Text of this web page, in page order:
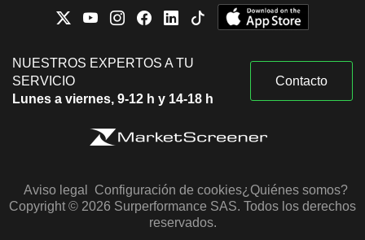
NUESTROS EXPERTOS A TU
SERVICIO
Lunes a viernes, 9-12 h y 14-18 h
Contacto
Aviso legal Configuración de cookies¿Quiénes somos?
Copyright © 2026 Surperformance SAS. Todos los derechos
reservados.